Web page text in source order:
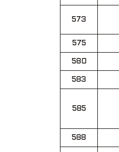
573
575
580
583
585
588